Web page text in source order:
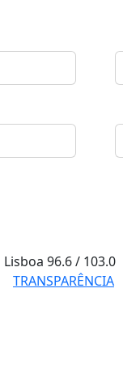
Lisboa96.6 / 103.0
TRANSPARÊNCIA